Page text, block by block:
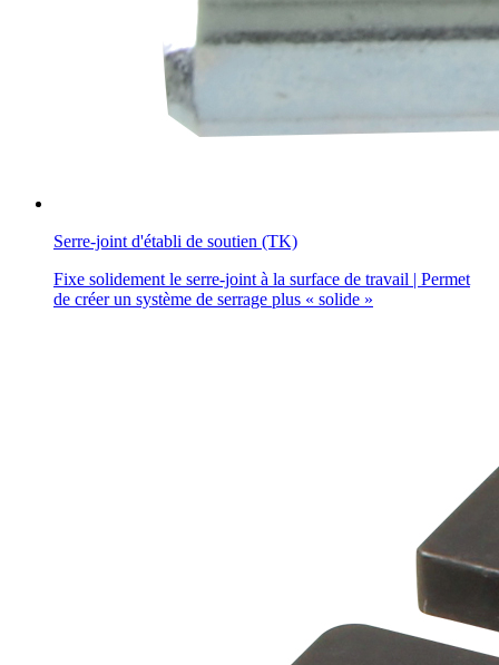
Serre-joint d'établi de soutien (TK)
Fixe solidement le serre-joint à la surface de travail | Permet
de créer un système de serrage plus « solide »